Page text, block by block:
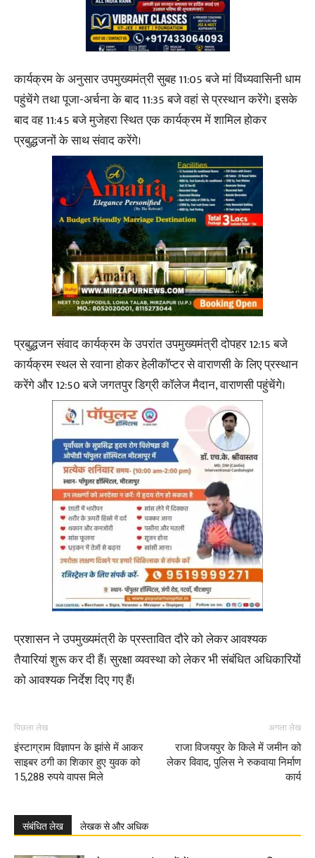
कार्यक्रम के अनुसार उपमुख्यमंत्री सुबह 11:05 बजे मां विंध्यवासिनी धाम
पहुंचेंगे तथा पूजा-अर्चना के बाद 11:35 बजे वहां से प्रस्थान करेंगे। इसके
बाद वह 11:45 बजे मुजेहरा स्थित एक कार्यक्रम में शामिल होकर
प्रबुद्धजनों के साथ संवाद करेंगे।
प्रबुद्धजन संवाद कार्यक्रम के उपरांत उपमुख्यमंत्री दोपहर 12:15 बजे
कार्यक्रम स्थल से रवाना होकर हेलीकॉप्टर से वाराणसी के लिए प्रस्थान
करेंगे और 12:50 बजे जगतपुर डिग्री कॉलेज मैदान, वाराणसी पहुंचेंगे।
प्रशासन ने उपमुख्यमंत्री के प्रस्तावित दौरे को लेकर आवश्यक
तैयारियां शुरू कर दी हैं। सुरक्षा व्यवस्था को लेकर भी संबंधित अधिकारियों
को आवश्यक निर्देश दिए गए हैं।
पिछला लेख
इंस्टाग्राम विज्ञापन के झांसे में आकर
साइबर ठगी का शिकार हुए युवक को
15,288 रुपये वापस मिले
अगला लेख
राजा विजयपुर के किले में जमीन को
लेकर विवाद, पुलिस ने रुकवाया निर्माण
कार्य
संबंधित लेख लेखक से और अधिक